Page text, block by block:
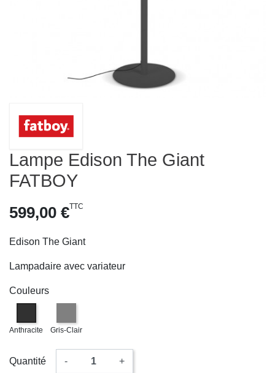
Lampe Edison The Giant
FATBOY
599,00 €TTC
Edison The Giant
Lampadaire avec variateur
Couleurs
Anthracite Gris-Clair
Quantité - +